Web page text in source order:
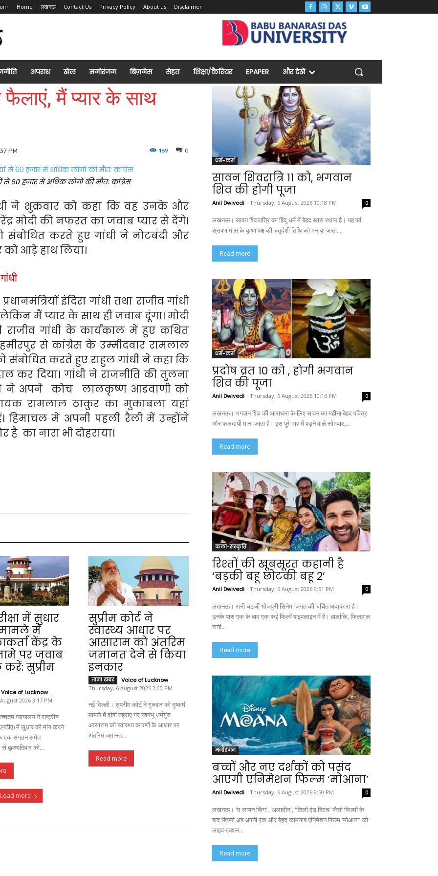
Home लखनऊ Contact Us Privacy Policy About us Disclaimer
अपराध खेल मनोरंजन बिज़नेस सेहत शिक्षा/कैरियर EPAPER और देखें
फैलाएं, मैं प्यार के साथ
PM 0
169
से 60 हजार से अधिक लोगों की मौत: कांग्रेस
ने शुक्रवार को कहा कि वह उनके और
मोदी की नफरत का जवाब प्यार से देंगे।
संबोधित करते हुए गांधी ने नोटबंदी और
आड़े हाथ लिया।
इंदिरा गांधी तथा राजीव गांधी
मैं प्यार के साथ ही जवाब दूंगा। मोदी
राजीव गांधी के कार्यकाल में हुए कथित
से कांग्रेस के उम्मीदवार रामलाल
करते हुए राहुल गांधी ने कहा कि
कर दिया। गांधी ने राजनीति की तुलना
ने अपने कोच लालकृष्ण आडवाणी को
रामलाल ठाकुर का मुकाबला यहां
हिमाचल में अपनी पहली रैली में उन्होंने
है का नारा भी दोहराया।
में सुधार
में
केंद्र के
पर जवाब
करें: सुप्रीम
Voice of Lucknow -
2026 3:17 PM
न्यायालय ने राष्ट्रीय
में सुधार की मांग करने
के एक संगठन समेत
बृहस्पतिवार को...
सुप्रीम कोर्ट ने
स्वास्थ्य आधार पर
आसाराम को अंतरिम
जमानत देने से किया
इनकार
ताजा खबर Voice of Lucknow -
Thursday, 6 August 2026 2:00 PM
नई दिल्ली। सुप्रीम कोर्ट ने गुरुवार को दुष्कर्म
मामले में दोषी ठहराए गए स्वयंभू धर्मगुरु
आसाराम को स्वास्थ्य कारणों के आधार पर
अंतरिम जमानत...
Read more
Load more
धर्म-कर्म
सावन शिवरात्रि 11 को, भगवान
शिव की होगी पूजा
Anil Dwivedi - Thursday, 6 August 2026 10:18 PM 0
लखनऊ। सावन शिवरात्रि का हिंदू धर्म में बेहद खास स्थान है। यह पर्व
श्रावण मास के कृष्ण पक्ष की चतुर्दशी तिथि को मनाया जाता...
Read more
धर्म-कर्म
प्रदोष व्रत 10 को , होगी भगवान
शिव की पूजा
Anil Dwivedi - Thursday, 6 August 2026 10:16 PM 0
लखनऊ। भगवान शिव की आराधना के लिए सावन का महीना बेहद पवित्र
और फलदायी माना जाता है। इस पूरे माह में पड़ने वाले सोमवार,...
Read more
कला-संस्कृति
रिश्तों की खूबसूरत कहानी है
‘बड़की बहू छोटकी बहू 2’
Anil Dwivedi - Thursday, 6 August 2026 9:51 PM 0
लखनऊ। रानी चटर्जी भोजपुरी सिनेमा जगत की चर्चित अदाकारा हैं।
उनके पास एक के बाद एक कई फिल्में पाइपलाइन में हैं। हालांकि, फिलहाल
रानी...
Read more
मनोरंजन
बच्चों और नए दर्शकों को पसंद
आएगी एनिमेशन फिल्म ‘मोआना’
Anil Dwivedi - Thursday, 6 August 2026 9:50 PM 0
लखनऊ। 'द लायन किंग', 'अलादीन', 'लिलो एंड स्टिच' जैसी फिल्मों के
बाद डिज्नी अब अपनी एक और बेहद कामयाब एनिमेशन फिल्म 'मोआना' को
लाइव-एक्शन...
Read more